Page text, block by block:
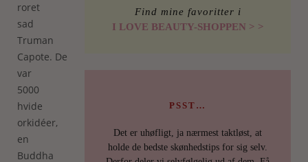
roret
sad
Truman
Capote. Der
var
5000
hvide
orkidéer,
en
Buddha
Find mine favoritter i
I LOVE BEAUTY-SHOPPEN > >
PSST…
Det er uhøfligt, ja nærmest taktløst, at
holde de bedste skønhedstips for sig selv.